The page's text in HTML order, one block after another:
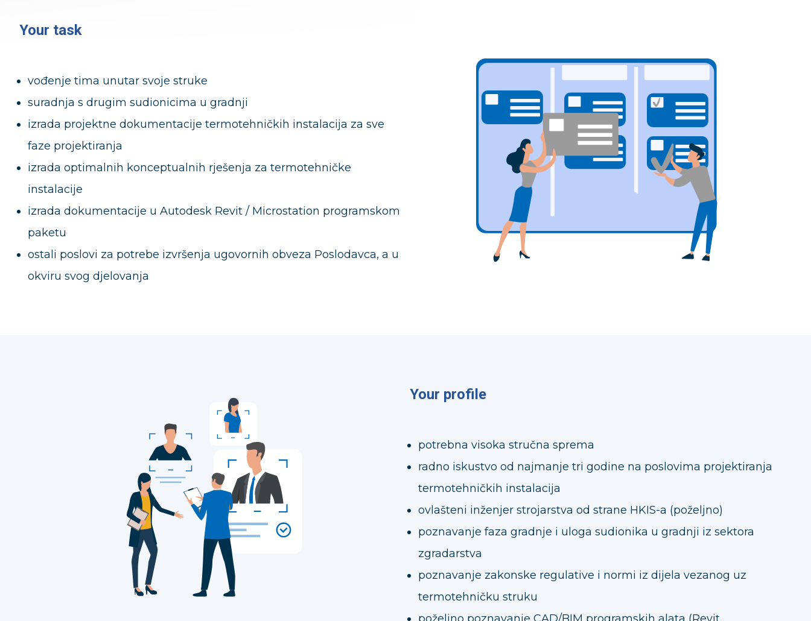
Your task
vođenje tima unutar svoje struke
suradnja s drugim sudionicima u gradnji
izrada projektne dokumentacije termotehničkih instalacija za sve
faze projektiranja
izrada optimalnih konceptualnih rješenja za termotehničke
instalacije
izrada dokumentacije u Autodesk Revit / Microstation programskom
paketu
ostali poslovi za potrebe izvršenja ugovornih obveza Poslodavca, a u
okviru svog djelovanja
Your profile
potrebna visoka stručna sprema
radno iskustvo od najmanje tri godine na poslovima projektiranja
termotehničkih instalacija
ovlašteni inženjer strojarstva od strane HKIS-a (poželjno)
poznavanje faza gradnje i uloga sudionika u gradnji iz sektora
zgradarstva
poznavanje zakonske regulative i normi iz dijela vezanog uz
termotehničku struku